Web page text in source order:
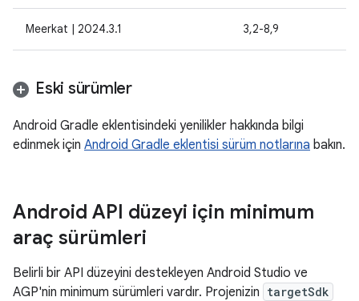
Meerkat | 2024.3.1 3,2-8,9
Eski sürümler
Android Gradle eklentisindeki yenilikler hakkında bilgi
edinmek için Android Gradle eklentisi sürüm notlarına bakın.
Android API düzeyi için minimum
araç sürümleri
Belirli bir API düzeyini destekleyen Android Studio ve
AGP'nin minimum sürümleri vardır. Projenizin targetSdk